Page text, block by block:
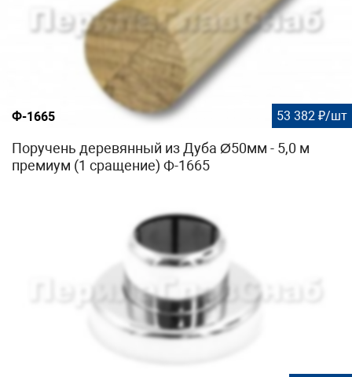
Ф-1665 53 382 ₽/шт
Поручень деревянный из Дуба Ø50мм - 5,0 м
премиум (1 сращение) Ф-1665